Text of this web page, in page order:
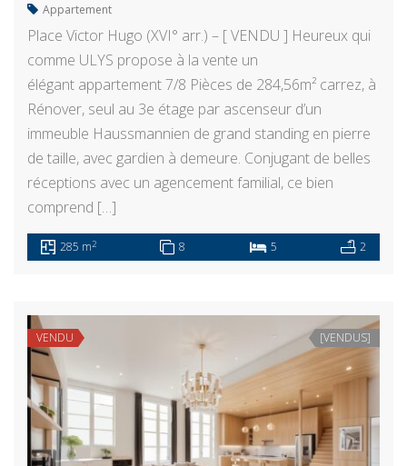
Appartement
Place Victor Hugo (XVI° arr.) – [ VENDU ] Heureux qui
comme ULYS propose à la vente un
élégant appartement 7/8 Pièces de 284,56m² carrez, à
Rénover, seul au 3e étage par ascenseur d’un
immeuble Haussmannien de grand standing en pierre
de taille, avec gardien à demeure. Conjugant de belles
réceptions avec un agencement familial, ce bien
comprend […]
285 m2 8 5 2
VENDU [VENDUS]